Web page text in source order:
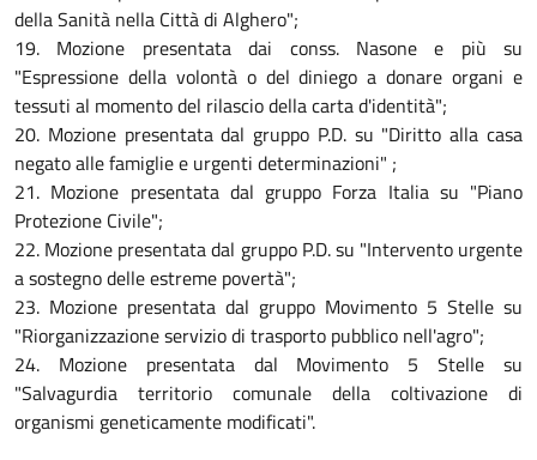
della Sanità nella Città di Alghero";
19. Mozione presentata dai conss. Nasone e più su
"Espressione della volontà o del diniego a donare organi e
tessuti al momento del rilascio della carta d'identità";
20. Mozione presentata dal gruppo P.D. su "Diritto alla casa
negato alle famiglie e urgenti determinazioni" ;
21. Mozione presentata dal gruppo Forza Italia su "Piano
Protezione Civile";
22. Mozione presentata dal gruppo P.D. su "Intervento urgente
a sostegno delle estreme povertà";
23. Mozione presentata dal gruppo Movimento 5 Stelle su
"Riorganizzazione servizio di trasporto pubblico nell'agro";
24. Mozione presentata dal Movimento 5 Stelle su
"Salvagurdia territorio comunale della coltivazione di
organismi geneticamente modificati".